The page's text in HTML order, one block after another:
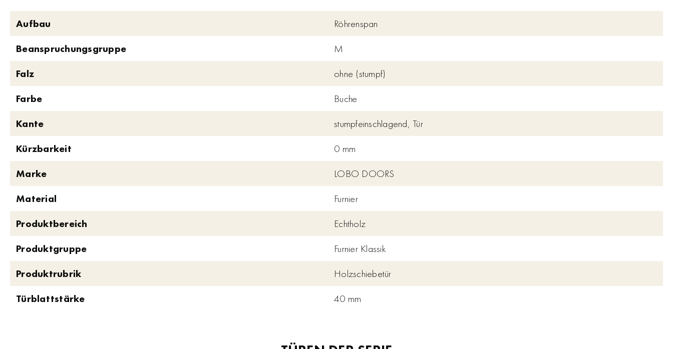
Aufbau
Röhrenspan
Beanspruchungsgruppe
M
Falz
ohne (stumpf)
Farbe
Buche
Kante
stumpfeinschlagend, Tür
Kürzbarkeit
0 mm
Marke
LOBO DOORS
Material
Furnier
Produktbereich
Echtholz
Produktgruppe
Furnier Klassik
Produktrubrik
Holzschiebetür
Türblattstärke
40 mm